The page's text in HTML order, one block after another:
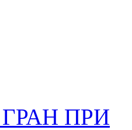
ГРАН ПРИ